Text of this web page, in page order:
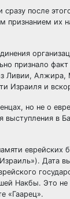
сразу после
признанием их
признало
Алжира,
Израиля и
но не о
в
Дата
Накбы. Это
«Гаарец».